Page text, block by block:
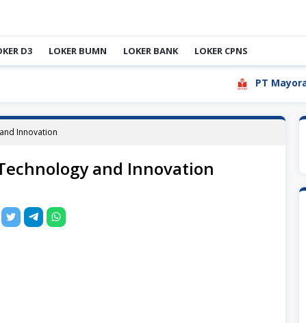
D3 LOKER BUMN LOKER BANK LOKER CPNS
PT Mayora Indah Tbk
Innovation
and Innovation